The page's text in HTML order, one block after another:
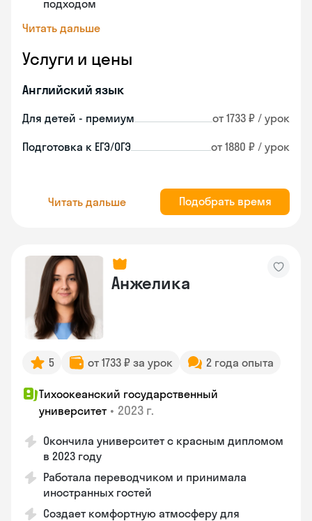
подходом
Читать дальше
Услуги и цены
Английский язык
Для детей - премиум от 1733 ₽ / урок
Подготовка к ЕГЭ/ОГЭ от 1880 ₽ / урок
Читать дальше Подобрать время
Анжелика
5 от 1733 ₽ за урок 2 года опыта
Тихоокеанский государственный
университет • 2023 г.
Окончила университет с красным дипломом
в 2023 году
Работала переводчиком и принимала
иностранных гостей
Создает комфортную атмосферу для